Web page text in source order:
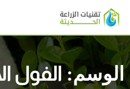
الوسم:الفول